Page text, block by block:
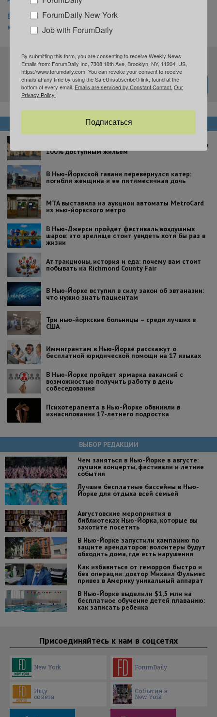
В Нью-Йорке начинает работу единственный зимний
каток на крыше: где и когда
Подпишитесь на нашу рассылку
НОВОСТИ
В Бруклине построят 312 квартир в двух домах со
100% доступным жильем
В Нью-Йоркской гавани перевернулся катер:
погибли женщина и ее пятимесячная дочь
MTA выставила на аукцион автоматы MetroCard
из нью-йоркского метро
В Нью-Джерси пройдет фестиваль воздушных
шаров: это зрелище стоит увидеть хотя бы раз в
жизни
Аттракционы, история и еда: почему вам стоит
побывать на Richmond County Fair
В Нью-Йорке вступил в силу закон об эвтаназии:
что нужно знать пациентам
Три нью-йоркские больницы – среди лучших в
США
Иммигрантам в Нью-Йорке расскажут о
бесплатной юридической помощи на 17 языках
В Нью-Йорке пройдет ярмарка вакансий с
возможностью получить работу в день
собеседования
Психотерапевта в Нью-Йорке обвинили в
изнасиловании 17-летнего подростка
ВЫБОР РЕДАКЦИИ
Чем заняться в Нью-Йорке в августе:
лучшие концерты, фестивали и летние
события
Лучшие бесплатные бассейны в Нью-
Йорке для отдыха всей семьей
Августовские мероприятия в
библиотеках Нью-Йорка, которые вы
захотите посетить
В Нью-Йорке запустили кампанию по
защите арендаторов: волонтеры будут
обходить дома, где есть нарушения
Как избавиться от геморроя быстро и
без операции: доктор Михаил Фульмес
привез в Америку уникальный аппарат
В Нью-Йорке выделили $1,5 млн на
бесплатное обучение детей плаванию:
как записать ребенка
Присоединяйтесь к нам в соцсетях
New York ForumDaily
Ищу
совета
События в
New York
ForumDaily New York
Job with ForumDaily
By submitting this form, you are consenting to receive Weekly News
Emails from: ForumDaily Inc, 7308 18th Ave, Brooklyn, NY, 11204, US,
https://www.forumdaily.com. You can revoke your consent to receive
emails at any time by using the SafeUnsubscribe® link, found at the
bottom of every email. Emails are serviced by Constant Contact. Our
Privacy Policy.
Подписаться